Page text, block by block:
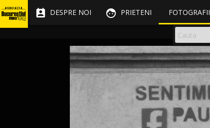
 DESPRE NOI  PRIETENI FOTOGRAFII